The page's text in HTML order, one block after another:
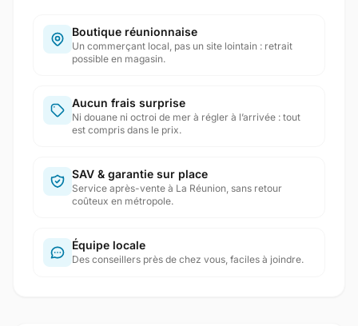
Boutique réunionnaise
Un commerçant local, pas un site lointain : retrait
possible en magasin.
Aucun frais surprise
Ni douane ni octroi de mer à régler à l’arrivée : tout
est compris dans le prix.
SAV & garantie sur place
Service après-vente à La Réunion, sans retour
coûteux en métropole.
Équipe locale
Des conseillers près de chez vous, faciles à joindre.